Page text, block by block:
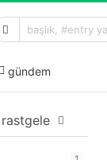
gündem
rastgele